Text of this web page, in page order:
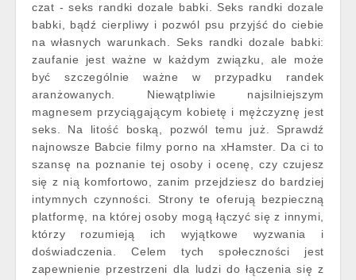
czat - seks randki dozale babki. Seks randki dozale
babki, bądź cierpliwy i pozwól psu przyjść do ciebie
na własnych warunkach. Seks randki dozale babki:
zaufanie jest ważne w każdym związku, ale może
być szczególnie ważne w przypadku randek
aranżowanych. Niewątpliwie najsilniejszym
magnesem przyciągającym kobietę i mężczyznę jest
seks. Na litość boską, pozwól temu już. Sprawdź
najnowsze Babcie filmy porno na xHamster. Da ci to
szansę na poznanie tej osoby i ocenę, czy czujesz
się z nią komfortowo, zanim przejdziesz do bardziej
intymnych czynności. Strony te oferują bezpieczną
platformę, na której osoby mogą łączyć się z innymi,
którzy rozumieją ich wyjątkowe wyzwania i
doświadczenia. Celem tych społeczności jest
zapewnienie przestrzeni dla ludzi do łączenia się z